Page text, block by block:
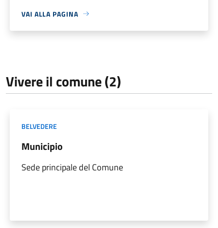
VAI ALLA PAGINA
Vivere il comune (2)
BELVEDERE
Municipio
Sede principale del Comune